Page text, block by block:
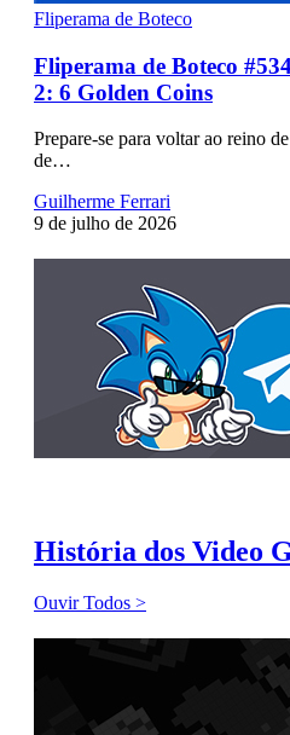
Fliperama de Boteco
Fliperama de Boteco
2: 6 Golden Coins
Prepare-se para voltar ao reino
de…
Guilherme Ferrari
9 de julho de 2026
História dos Video
Ouvir Todos >